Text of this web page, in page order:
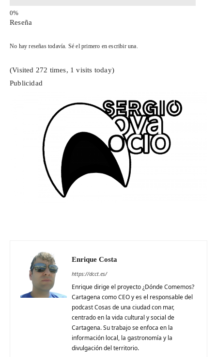
Reseña
No hay reseñas todavía. Sé el primero en escribir una.
(Visited 272 times, 1 visits today)
Publicidad
Enrique Costa
https://dcct.es/
Enrique dirige el proyecto ¿Dónde Comemos?
Cartagena como CEO y es el responsable del
podcast Cosas de una ciudad con mar,
centrado en la vida cultural y social de
Cartagena. Su trabajo se enfoca en la
información local, la gastronomía y la
divulgación del territorio.